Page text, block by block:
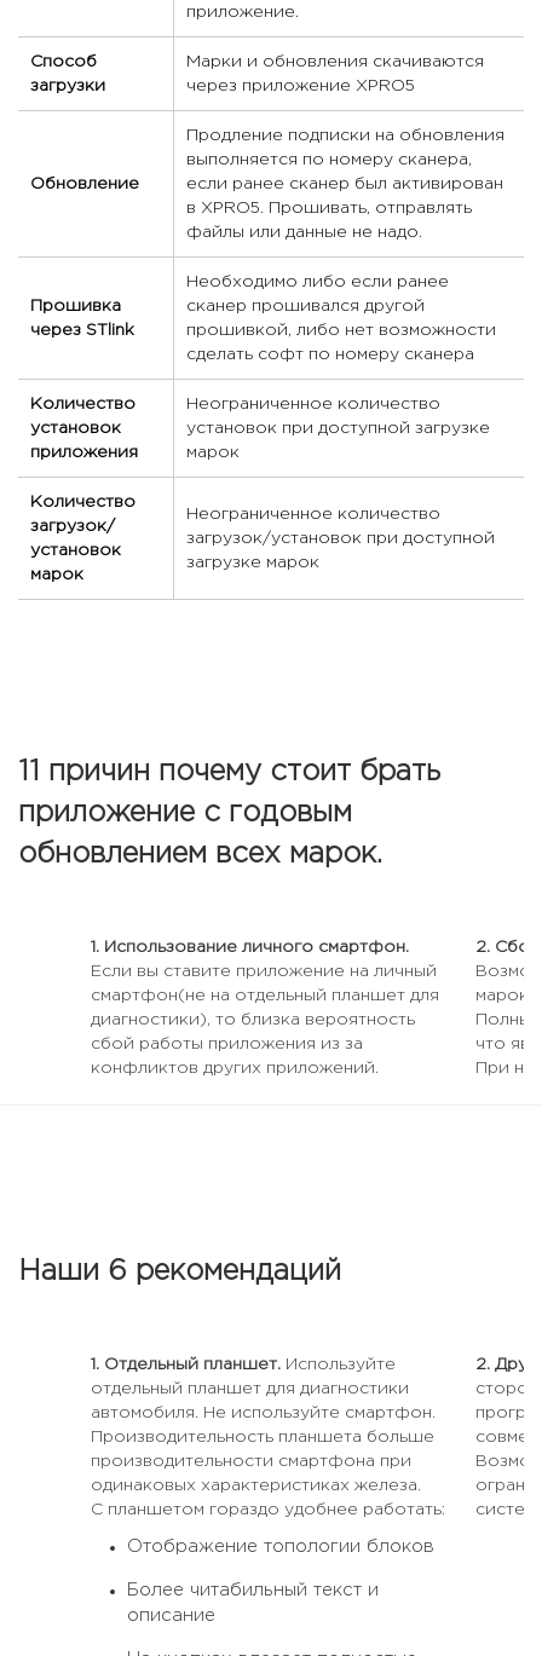
приложение.
Способ
загрузки
Марки и обновления скачиваются
через приложение XPRO5
Обновление
Продление подписки на обновления
выполняется по номеру сканера,
если ранее сканер был активирован
в XPRO5. Прошивать, отправлять
файлы или данные не надо.
Прошивка
через STlink
Необходимо либо если ранее
сканер прошивался другой
прошивкой, либо нет возможности
сделать софт по номеру сканера
Количество
установок
приложения
Неограниченное количество
установок при доступной загрузке
марок
Количество
загрузок/
установок
марок
Неограниченное количество
загрузок/установок при доступной
загрузке марок
11 причин почему стоит брать
приложение с годовым
обновлением всех марок.
1. Использование личного смартфон.
Если вы ставите приложение на личный
смартфон(не на отдельный планшет для
диагностики), то близка вероятность
сбой работы приложения из за
конфликтов других приложений.
2. Сбои
марок
что
При
Наши 6 рекомендаций
1. Отдельный планшет. Используйте
отдельный планшет для диагностики
автомобиля. Не используйте смартфон.
Производительность планшета больше
производительности смартфона при
одинаковых характеристиках железа.
С планшетом гораздо удобнее работать:
Отображение топологии блоков
Более читабильный текст и
описание
2.